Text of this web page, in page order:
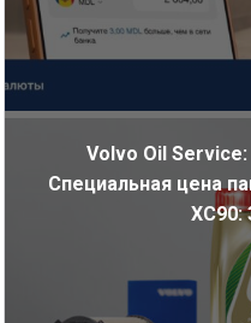
Volvo Oil
Специальная цена
XC90: